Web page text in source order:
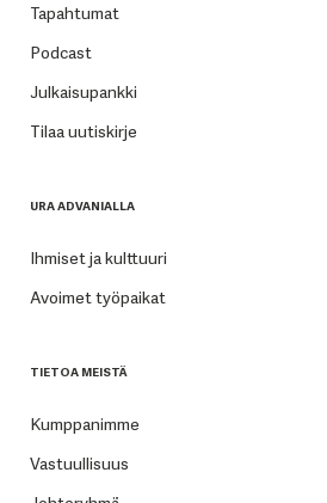
Tapahtumat
Podcast
Julkaisupankki
Tilaa uutiskirje
URA ADVANIALLA
Ihmiset ja kulttuuri
Avoimet työpaikat
TIETOA MEISTÄ
Kumppanimme
Vastuullisuus